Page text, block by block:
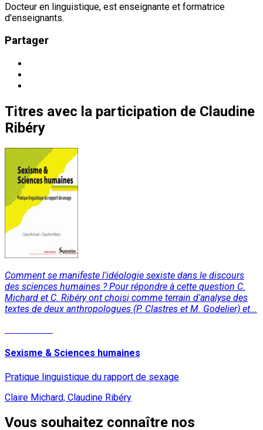
Docteur en linguistique, est enseignante et formatrice
d'enseignants.
Partager
Titres avec la participation de Claudine
Ribéry
Comment se manifeste l'idéologie sexiste dans le discours
des sciences humaines ? Pour répondre à cette question C.
Michard et C. Ribéry ont choisi comme terrain d'analyse des
textes de deux anthropologues (P. Clastres et M. Godelier) et...
Sexisme & Sciences humaines
Pratique linguistique du rapport de sexage
Claire Michard, Claudine Ribéry
Vous souhaitez connaître nos